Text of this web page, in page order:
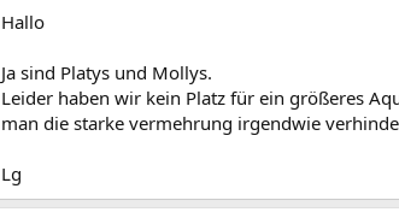
Hallo
Ja sind Platys und Mollys.
Leider haben wir kein Platz für ein größeres
man die starke vermehrung irgendwie
Lg